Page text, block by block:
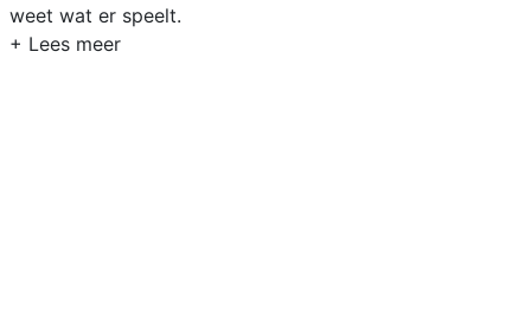
weet wat er speelt.